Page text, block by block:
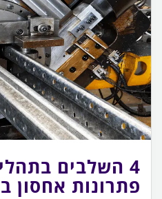
4 השלבים
פתרונות אחסון